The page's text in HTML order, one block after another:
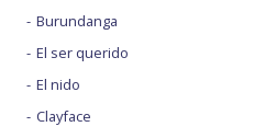
Burundanga
El ser querido
El nido
Clayface